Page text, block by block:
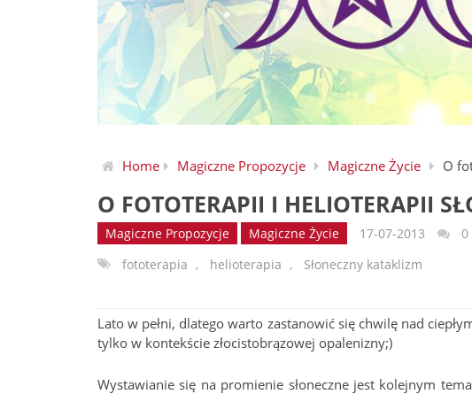
Home Magiczne Propozycje Magiczne Życie O
O FOTOTERAPII I HELIOTERAPII
Magiczne Propozycje Magiczne Życie 17-07-2013 0
fototerapia , helioterapia , Słoneczny kataklizm
Lato w pełni, dlatego warto zastanowić się chwilę nad
tylko w kontekście złocistobrązowej opalenizny;)
Wystawianie się na promienie słoneczne jest kolejnym